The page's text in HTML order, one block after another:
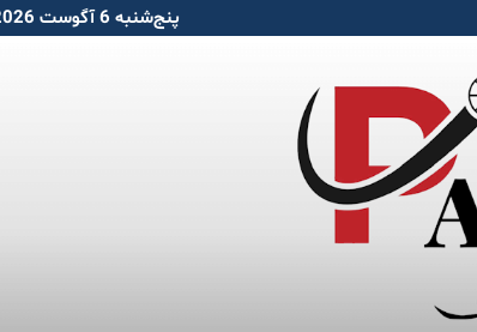
پنج‌شنبه 6 آگوست 2026